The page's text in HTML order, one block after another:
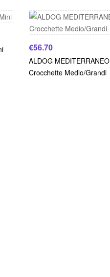
€56.70
ALDOG MEDITERRANEO
Crocchette Medio/Grandi